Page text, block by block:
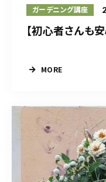
ガーデニング講座
【初心者さんも
MORE